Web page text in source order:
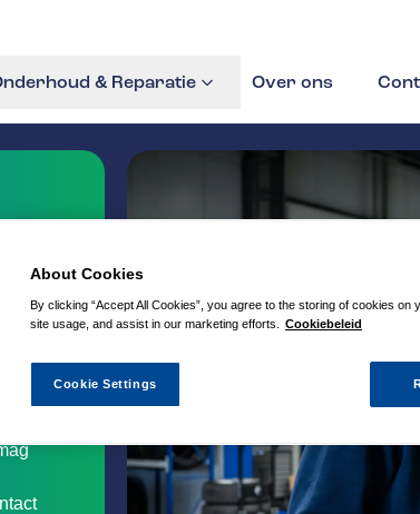
& Reparatie Over ons
naar
About Cookies
By clicking “Accept All Cookies”, you agree to the storing of cookies
site usage, and assist in our marketing efforts.
Cookiebeleid
Cookie Settings